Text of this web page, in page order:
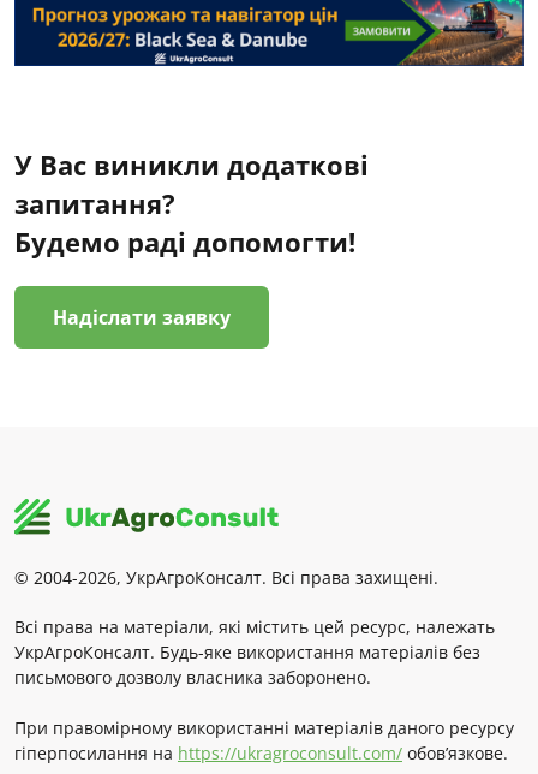
У Вас виникли додаткові
запитання?
Будемо раді допомогти!
Надіслати заявку
© 2004-2026, УкрАгроКонсалт. Всі права захищені.
Всі права на матеріали, які містить цей ресурс, належать
УкрАгроКонсалт. Будь-яке використання матеріалів без
письмового дозволу власника заборонено.
При правомірному використанні матеріалів даного ресурсу
гіперпосилання на https://ukragroconsult.com/ обов’язкове.